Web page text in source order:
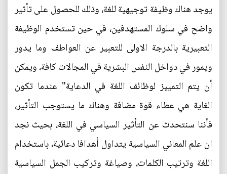
يوجد هناك وظيفة توجيهية للغة، وذلك للحصول على تأثير
واضح في سلوك المستهدفين، في حين تستخدم الوظيفة
التعبيرية بالدرجة الاولى للتعبير عن العواطف وما يدور
ويمور في دواخل النفس البشرية في المجالات كافة، ويمكن
أن يتم التمييز لوظائف اللغة في الدعاية" عندما تكون
الغاية هي عطاء قوة مضافة وهناك ما يستوجب التأثير،
فأننا سنتحدث عن التأثير السياسي في اللغة، بحيث نجد
ان علم المعاني السياسية يتداول أهدافا دعائية، باستخدام
اللغة وترتيب الكلمات، وصياغة وتركيب الجمل السياسية